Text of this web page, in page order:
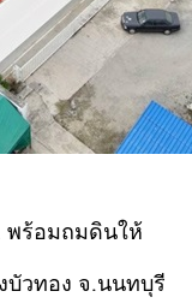
พร้อมถมดินให้
วทอง จ.นนทบุรี